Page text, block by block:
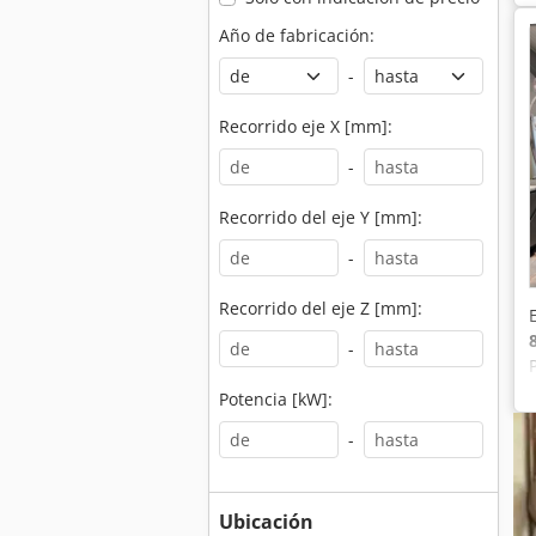
Año de fabricación:
-
Recorrido eje X [mm]:
-
Recorrido del eje Y [mm]:
-
Recorrido del eje Z [mm]:
-
Potencia [kW]:
-
Ubicación